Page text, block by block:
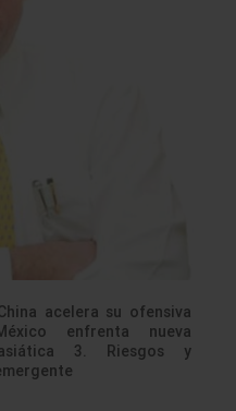
acelera su ofensiva
enfrenta nueva
3. Riesgos y